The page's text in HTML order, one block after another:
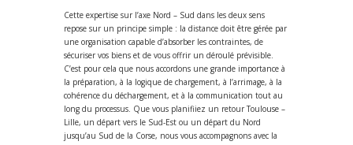
Cette expertise sur l’axe Nord – Sud dans les deux sens
repose sur un principe simple : la distance doit être gérée par
une organisation capable d’absorber les contraintes, de
sécuriser vos biens et de vous offrir un déroulé prévisible.
C’est pour cela que nous accordons une grande importance à
la préparation, à la logique de chargement, à l’arrimage, à la
cohérence du déchargement, et à la communication tout au
long du processus. Que vous planifiiez un retour Toulouse –
Lille, un départ vers le Sud-Est ou un départ du Nord
jusqu’au Sud de la Corse, nous vous accompagnons avec la